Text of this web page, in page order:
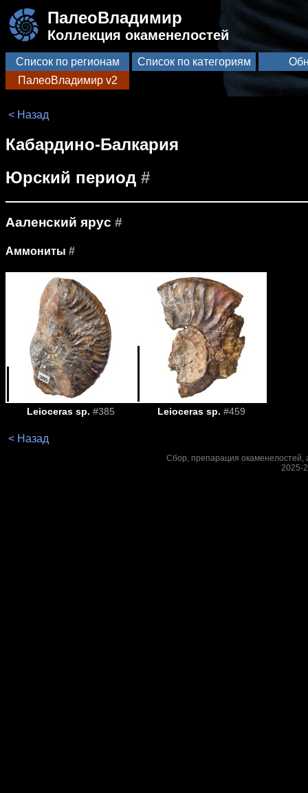
ПалеоВладимир
Коллекция окаменелостей
Список по регионам Список по категориям
ПалеоВладимир v2
< Назад
Кабардино-Балкария
Юрский период #
Ааленский ярус #
Аммониты #
Leioceras sp. #385 Leioceras sp. #459
< Назад
Сбор, препарация окаменелостей,
2025-